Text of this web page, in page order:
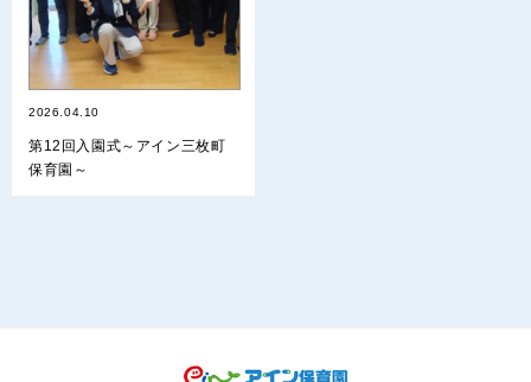
2026.04.10
第12回入園式～アイン三枚町
保育園～